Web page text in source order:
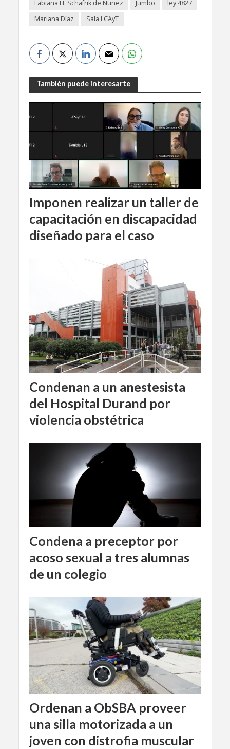
Fabiana H. Schafrik de Nuñez Jumbo
ley 4827
Mariana Díaz
Sala I CAyT
También puede interesarte
Imponen realizar un taller de
capacitación en discapacidad
diseñado para el caso
Condenan a un anestesista
del Hospital Durand por
violencia obstétrica
Condena a preceptor por
acoso sexual a tres alumnas
de un colegio
Ordenan a ObSBA proveer
una silla motorizada a un
joven con distrofia muscular